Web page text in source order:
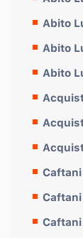
Abito
Abito
Abito